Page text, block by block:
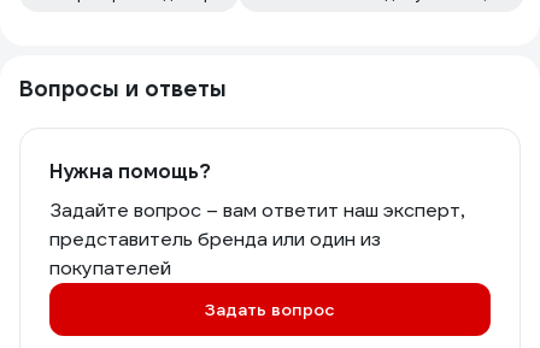
Вопросы и ответы
Нужна помощь?
Задайте вопрос – вам ответит наш эксперт,
представитель бренда или один из
покупателей
Задать вопрос